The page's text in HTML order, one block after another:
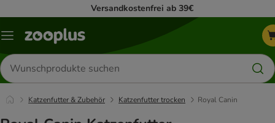
Versandkostenfrei ab 39€
Menü
Produkte
suchen
Katzenfutter & Zubehör Katzenfutter trocken Royal Canin